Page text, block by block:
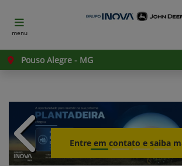
menu
Pouso Alegre - MG
Entre em contato e saiba
templates.template-